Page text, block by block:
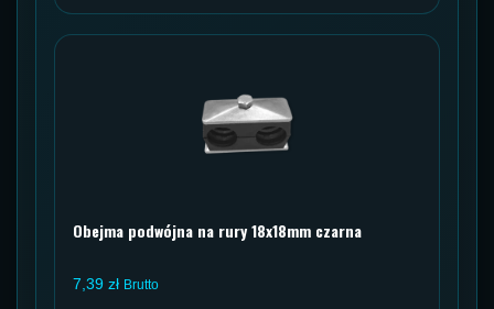
Obejma podwójna na rury 18x18mm czarna
7,39 zł Brutto